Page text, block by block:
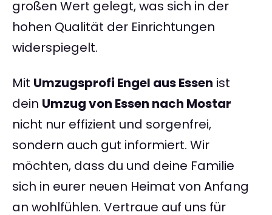
großen Wert gelegt, was sich in der
hohen Qualität der Einrichtungen
widerspiegelt.
Mit Umzugsprofi Engel aus Essen ist
dein Umzug von Essen nach Mostar
nicht nur effizient und sorgenfrei,
sondern auch gut informiert. Wir
möchten, dass du und deine Familie
sich in eurer neuen Heimat von Anfang
an wohlfühlen. Vertraue auf uns für